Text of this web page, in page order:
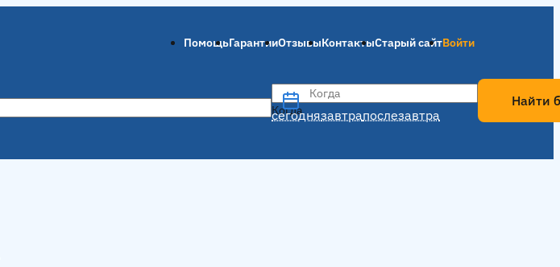
ПомощьГарантииОтзывыКонтактыСтарый сайтВойти
Когда
сегоднязавтрапослезавтра
Когда
Найти